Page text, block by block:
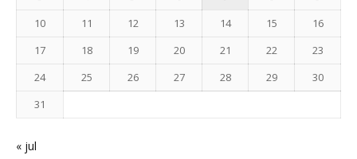
10
11 12 13 14 15
16
17
18 19 20 21 22
23
24
25 26 27 28 29
30
31
« jul